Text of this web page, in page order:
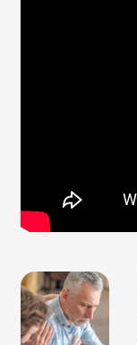
Imagen